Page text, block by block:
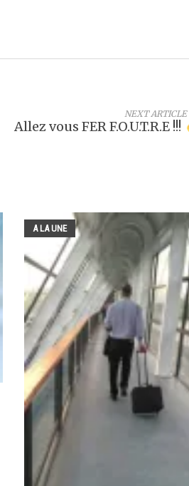
NEXT ARTICLE
Allez vous FER F.O.U.T.R.E !!!
A LA UNE